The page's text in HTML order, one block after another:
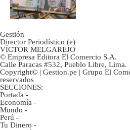
Gestión
Director Periodístico (e)
VÍCTOR MELGAREJO
© Empresa Editora El Comercio S.A.
Calle Paracas #532, Pueblo Libre, Lima.
Copyright© | Gestion.pe | Grupo El
reservados
SECCIONES:
Portada -
Economía -
Mundo -
Perú -
Tu Dinero -